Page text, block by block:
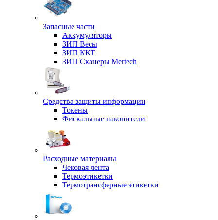
Запасные части
Аккумуляторы
ЗИП Весы
ЗИП ККТ
ЗИП Сканеры Mertech
Средства защиты информации
Токены
Фискальные накопители
Расходные материалы
Чековая лента
Термоэтикетки
Термотрансферные этикетки